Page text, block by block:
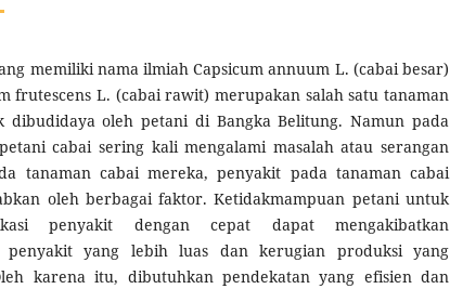
memiliki nama ilmiah Capsicum annuum L. (cabai besar)
frutescens L. (cabai rawit) merupakan salah satu tanaman
dibudidaya oleh petani di Bangka Belitung. Namun pada
cabai sering kali mengalami masalah atau serangan
tanaman cabai mereka, penyakit pada tanaman cabai
oleh berbagai faktor. Ketidakmampuan petani untuk
penyakit dengan cepat dapat mengakibatkan
penyakit yang lebih luas dan kerugian produksi yang
karena itu, dibutuhkan pendekatan yang efisien dan